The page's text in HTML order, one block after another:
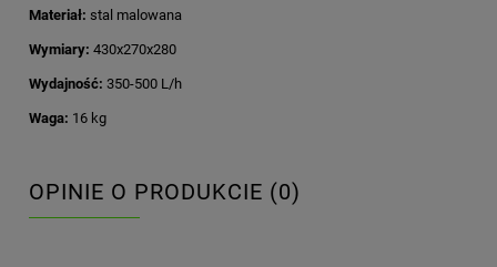
Materiał: stal malowana
Wymiary: 430x270x280
Wydajność: 350-500 L/h
Waga: 16 kg
OPINIE O PRODUKCIE (0)